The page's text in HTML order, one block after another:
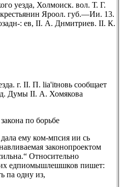
уезда, Холмоиск. вол. Т. Г.
Яроол. губ.—Ии. 13.
: ев, II. А. Днмитриев. II. К.
г. II. П. lia'itновь сообщает
Думы II. А. Хомякова
по борьбе
ему ком-мпсия ии сь
законопроектом
Относительно
едпиомышлешшков пишет:
па одну из,